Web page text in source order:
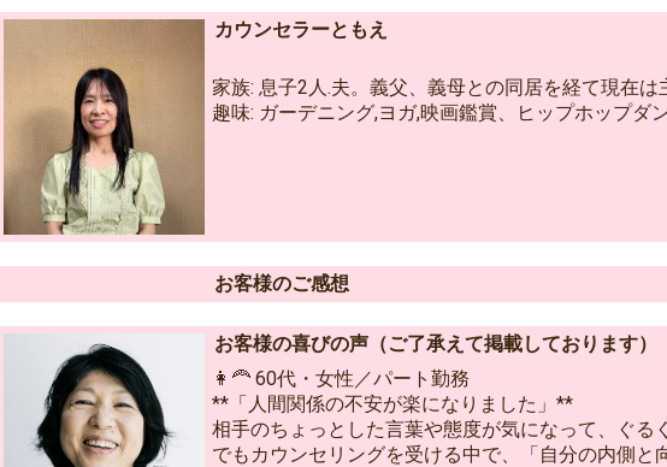
カウンセラーともえ
家族: 息子2人.夫。義父、義母との同居を経て現在は
趣味: ガーデニング,ヨガ,映画鑑賞、ヒップホップダ
お客様のご感想
お客様の喜びの声（ご了承えて掲載しております）
👩‍🦰 60代・女性／パート勤務
**「人間関係の不安が楽になりました」**
相手のちょっとした言葉や態度が気になって、ぐる
でもカウンセリングを受ける中で、「自分の内側と